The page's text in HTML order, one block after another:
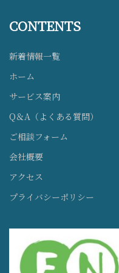
CONTENTS
新着情報一覧
ホーム
サービス案内
Q＆A（よくある質問）
ご相談フォーム
会社概要
アクセス
プライバシーポリシー